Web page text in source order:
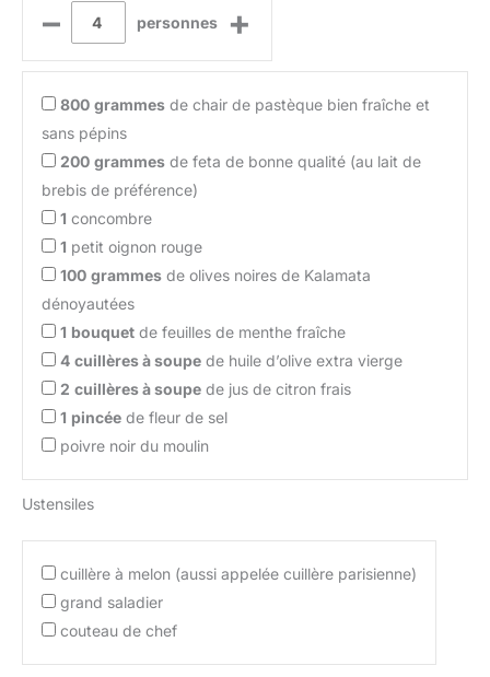
– personnes +
800 grammes de chair de pastèque bien fraîche et
sans pépins
200 grammes de feta de bonne qualité (au lait de
brebis de préférence)
1 concombre
1 petit oignon rouge
100 grammes de olives noires de Kalamata
dénoyautées
1 bouquet de feuilles de menthe fraîche
4 cuillères à soupe de huile d’olive extra vierge
2 cuillères à soupe de jus de citron frais
1 pincée de fleur de sel
poivre noir du moulin
Ustensiles
cuillère à melon (aussi appelée cuillère parisienne)
grand saladier
couteau de chef